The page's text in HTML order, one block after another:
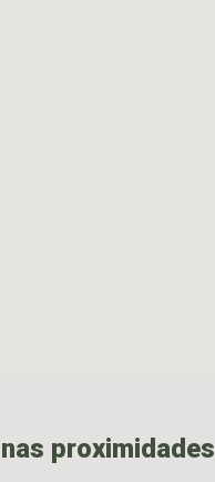
proximidades